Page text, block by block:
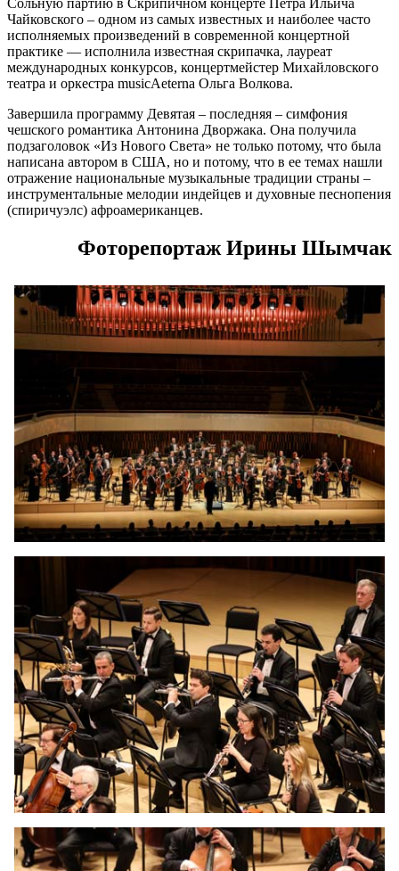
Сольную партию в Скрипичном концерте Петра Ильича
Чайковского – одном из самых известных и наиболее часто
исполняемых произведений в современной концертной
практике — исполнила известная скрипачка, лауреат
международных конкурсов, концертмейстер Михайловского
театра и оркестра musicAeterna Ольга Волкова.
Завершила программу Девятая – последняя – симфония
чешского романтика Антонина Дворжака. Она получила
подзаголовок «Из Нового Света» не только потому, что была
написана автором в США, но и потому, что в ее темах нашли
отражение национальные музыкальные традиции страны –
инструментальные мелодии индейцев и духовные песнопения
(спиричуэлс) афроамериканцев.
Фоторепортаж Ирины Шымчак